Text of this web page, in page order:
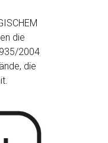
die
2004
die